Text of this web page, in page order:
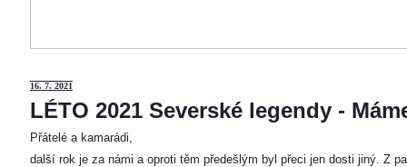
16. 7. 2021
LÉTO 2021 Severské legendy -
Přátelé a kamarádi,
další rok je za námi a oproti těm předešlým byl přeci jen dosti jiný. Z